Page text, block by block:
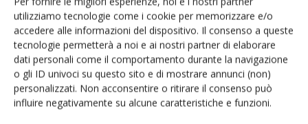
utilizziamo tecnologie come i cookie per memorizzare e/o
accedere alle informazioni del dispositivo. Il consenso a queste
tecnologie permetterà a noi e ai nostri partner di elaborare
dati personali come il comportamento durante la navigazione
o gli ID univoci su questo sito e di mostrare annunci (non)
personalizzati. Non acconsentire o ritirare il consenso può
influire negativamente su alcune caratteristiche e funzioni.
Ma la sostenibilità non è
soltanto ambientale
È anche economica, sociale, morale. E deve realizzare obiettivi di
sviluppo nel campo della nutrizione umana. Questo il messaggio di
un convegno organizzato dalla Libera alla Fiera di Cremona
DiIldebrando Bonacini